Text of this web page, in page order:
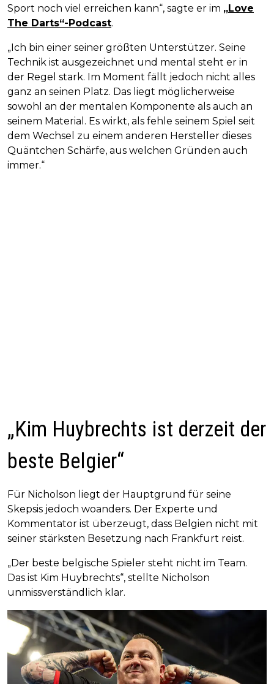
Sport noch viel erreichen kann“, sagte er im „Love
The Darts“-Podcast.
„Ich bin einer seiner größten Unterstützer. Seine
Technik ist ausgezeichnet und mental steht er in
der Regel stark. Im Moment fällt jedoch nicht alles
ganz an seinen Platz. Das liegt möglicherweise
sowohl an der mentalen Komponente als auch an
seinem Material. Es wirkt, als fehle seinem Spiel seit
dem Wechsel zu einem anderen Hersteller dieses
Quäntchen Schärfe, aus welchen Gründen auch
immer.“
„Kim Huybrechts ist derzeit der
beste Belgier“
Für Nicholson liegt der Hauptgrund für seine
Skepsis jedoch woanders. Der Experte und
Kommentator ist überzeugt, dass Belgien nicht mit
seiner stärksten Besetzung nach Frankfurt reist.
„Der beste belgische Spieler steht nicht im Team.
Das ist Kim Huybrechts“, stellte Nicholson
unmissverständlich klar.